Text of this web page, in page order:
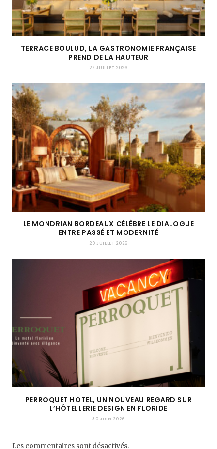
TERRACE BOULUD, LA GASTRONOMIE FRANÇAISE
PREND DE LA HAUTEUR
22 JUILLET 2026
LE MONDRIAN BORDEAUX CÉLÈBRE LE DIALOGUE
ENTRE PASSÉ ET MODERNITÉ
20 JUILLET 2026
PERROQUET HOTEL, UN NOUVEAU REGARD SUR
L’HÔTELLERIE DESIGN EN FLORIDE
30 JUIN 2026
Les commentaires sont désactivés.